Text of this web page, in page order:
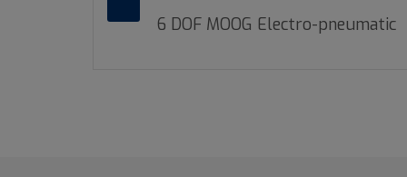
6 DOF MOOG Electro-pneumatic